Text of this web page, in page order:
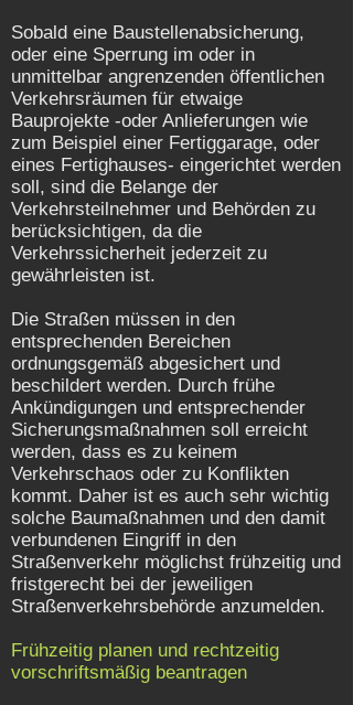
Sobald eine Baustellenabsicherung,
oder eine Sperrung im oder in
unmittelbar angrenzenden öffentlichen
Verkehrsräumen für etwaige
Bauprojekte -oder Anlieferungen wie
zum Beispiel einer Fertiggarage, oder
eines Fertighauses- eingerichtet werden
soll, sind die Belange der
Verkehrsteilnehmer und Behörden zu
berücksichtigen, da die
Verkehrssicherheit jederzeit zu
gewährleisten ist.
Die Straßen müssen in den
entsprechenden Bereichen
ordnungsgemäß abgesichert und
beschildert werden. Durch frühe
Ankündigungen und entsprechender
Sicherungsmaßnahmen soll erreicht
werden, dass es zu keinem
Verkehrschaos oder zu Konflikten
kommt. Daher ist es auch sehr wichtig
solche Baumaßnahmen und den damit
verbundenen Eingriff in den
Straßenverkehr möglichst frühzeitig und
fristgerecht bei der jeweiligen
Straßenverkehrsbehörde anzumelden.
Frühzeitig planen und rechtzeitig
vorschriftsmäßig beantragen